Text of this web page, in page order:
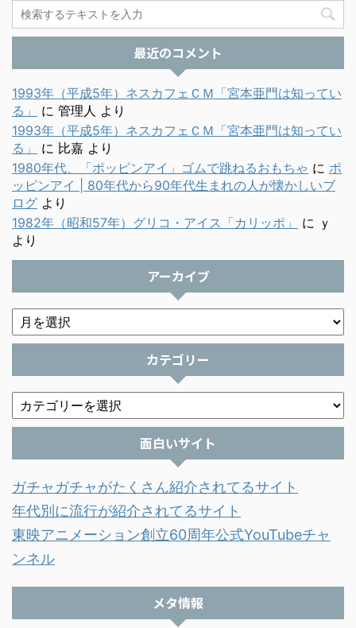
最近のコメント
1993年（平成5年）ネスカフェＣＭ「宮本亜門は知ってい
る」
に 管理人 より
1993年（平成5年）ネスカフェＣＭ「宮本亜門は知ってい
る」
に 比嘉 より
1980年代、「ポッピンアイ」ゴムで跳ねるおもちゃ に ポ
ッピンアイ | 80年代から90年代生まれの人が懐かしいブ
ログ より
1982年（昭和57年）グリコ・アイス「カリッポ」
に ｙ
より
アーカイブ
カテゴリー
面白いサイト
ガチャガチャがたくさん紹介されてるサイト
年代別に流行が紹介されてるサイト
東映アニメーション創立60周年公式YouTubeチャ
ンネル
メタ情報